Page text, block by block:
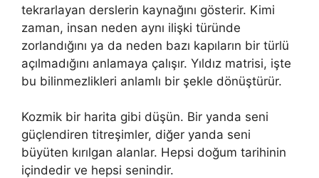
tekrarlayan derslerin kaynağını gösterir. Kimi
zaman, insan neden aynı ilişki türünde
zorlandığını ya da neden bazı kapıların bir türlü
açılmadığını anlamaya çalışır. Yıldız matrisi, işte
bu bilinmezlikleri anlamlı bir şekle dönüştürür.
Kozmik bir harita gibi düşün. Bir yanda seni
güçlendiren titreşimler, diğer yanda seni
büyüten kırılgan alanlar. Hepsi doğum tarihinin
içindedir ve hepsi senindir.